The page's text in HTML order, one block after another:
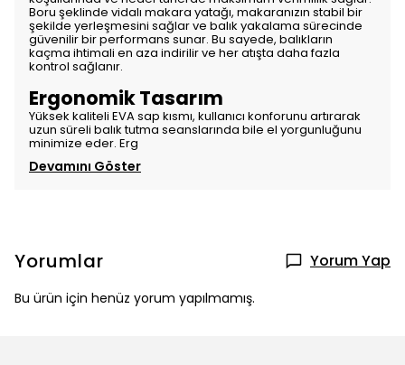
Boru şeklinde vidalı makara yatağı, makaranızın stabil bir
şekilde yerleşmesini sağlar ve balık yakalama sürecinde
güvenilir bir performans sunar. Bu sayede, balıkların
kaçma ihtimali en aza indirilir ve her atışta daha fazla
kontrol sağlanır.
Ergonomik Tasarım
Yüksek kaliteli EVA sap kısmı, kullanıcı konforunu artırarak
uzun süreli balık tutma seanslarında bile el yorgunluğunu
minimize eder. Erg
Devamını Göster
Yorumlar Yorum Yap
Bu ürün için henüz yorum yapılmamış.